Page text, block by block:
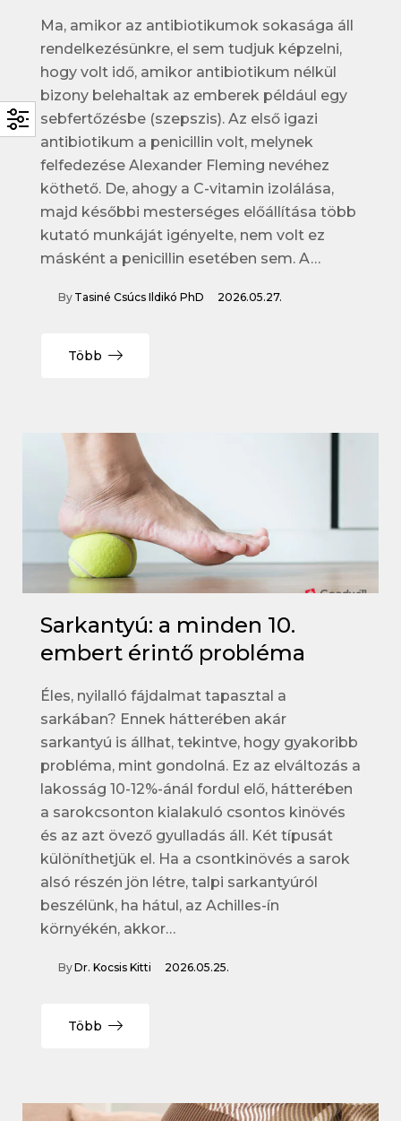
Ma, amikor az antibiotikumok sokasága áll
rendelkezésünkre, el sem tudjuk képzelni,
hogy volt idő, amikor antibiotikum nélkül
bizony belehaltak az emberek például egy
sebfertőzésbe (szepszis). Az első igazi
antibiotikum a penicillin volt, melynek
felfedezése Alexander Fleming nevéhez
köthető. De, ahogy a C-vitamin izolálása,
majd későbbi mesterséges előállítása több
kutató munkáját igényelte, nem volt ez
másként a penicillin esetében sem. A…
By Tasiné Csúcs Ildikó PhD 2026.05.27.
Több
Sarkantyú: a minden 10.
embert érintő probléma
Éles, nyilalló fájdalmat tapasztal a
sarkában? Ennek hátterében akár
sarkantyú is állhat, tekintve, hogy gyakoribb
probléma, mint gondolná. Ez az elváltozás a
lakosság 10-12%-ánál fordul elő, hátterében
a sarokcsonton kialakuló csontos kinövés
és az azt övező gyulladás áll. Két típusát
különíthetjük el. Ha a csontkinövés a sarok
alsó részén jön létre, talpi sarkantyúról
beszélünk, ha hátul, az Achilles-ín
környékén, akkor…
ByDr. Kocsis Kitti 2026.05.25.
Több